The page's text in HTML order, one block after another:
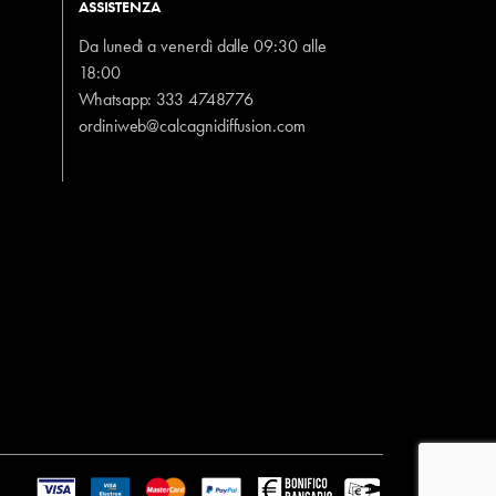
ASSISTENZA
Da lunedì a venerdì dalle 09:30 alle
18:00
Whatsapp: 333 4748776
ordiniweb@calcagnidiffusion.com